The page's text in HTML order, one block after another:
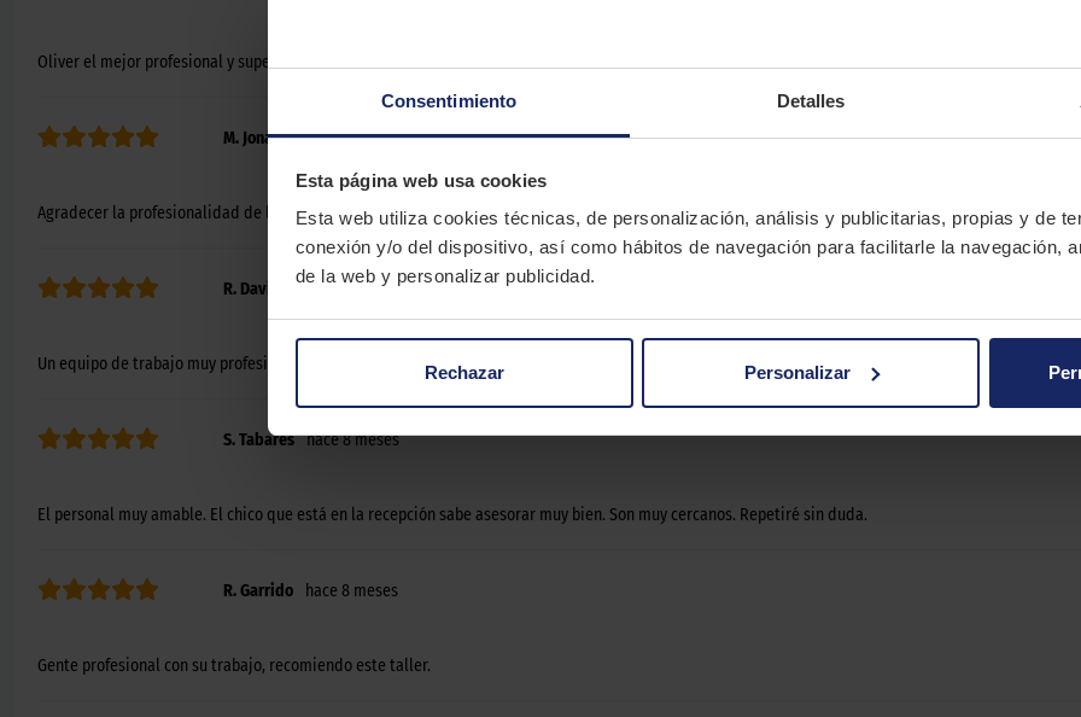
Consentimiento Detalles
Esta página web usa cookies
Esta web utiliza cookies técnicas, de personalización, análisis y publicitarias, propias y de
conexión y/o del dispositivo, así como hábitos de navegación para facilitarle la navegación,
de la web y personalizar publicidad.
Rechazar Personalizar
Oliver el mejor profesional y super amable y educado.
M. Jonay hace 8 meses
Agradecer la profesionalidad de los chicos
R. David hace 8 meses
Un equipo de trabajo muy profesional.
S. Tabares hace 8 meses
El personal muy amable. El chico que está en la recepción sabe asesorar muy bien. Son muy cercanos. Repetiré sin duda.
R. Garrido hace 8 meses
Gente profesional con su trabajo, recomiendo este taller.